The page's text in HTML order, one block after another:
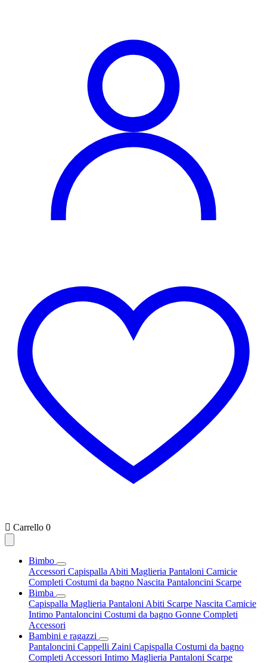
 Carrello 0
Bimbo
Accessori Capispalla Abiti Maglieria Pantaloni Camicie
Completi Costumi da bagno Nascita Pantaloncini Scarpe
Bimba
Capispalla Maglieria Pantaloni Abiti Scarpe Nascita Camicie
Intimo Pantaloncini Costumi da bagno Gonne Completi
Accessori
Bambini e ragazzi
Pantaloncini Cappelli Zaini Capispalla Costumi da bagno
Completi Accessori Intimo Maglieria Pantaloni Scarpe